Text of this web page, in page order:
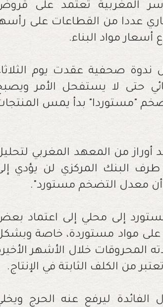
المغربية تعتمد على
عددا من القطاعات على
أسعار مواد البناء.
ندوة صحفية عقدت يوم
حتى لا يستفحل الأمر
"مستوردا" بدأ يمس
أوراز من المعهد المغربي
البنك المركزي لن يؤدي
معدل التضخم مستورد".
إلى محلي إلى اعتماد
على مواد مستوردة، خاصة
المحروقات خلال الأشهر
من الكلف الثابتة في الإنتاج.
ليرفع عنه الحرج